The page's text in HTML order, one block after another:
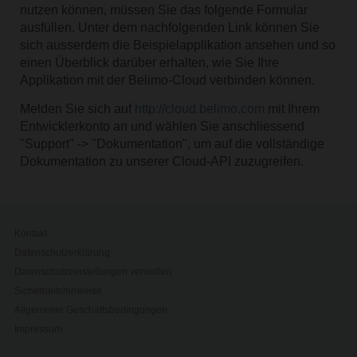
nutzen können, müssen Sie das folgende Formular
ausfüllen. Unter dem nachfolgenden Link können Sie
sich ausserdem die Beispielapplikation ansehen und so
einen Überblick darüber erhalten, wie Sie Ihre
Applikation mit der Belimo-Cloud verbinden können.
Melden Sie sich auf
mit Ihrem
Entwicklerkonto an und wählen Sie anschliessend
"Support" -> "Dokumentation", um auf die vollständige
Dokumentation zu unserer Cloud-API zuzugreifen.